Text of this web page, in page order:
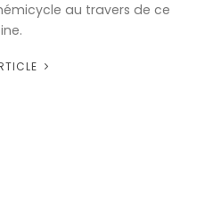
au travers de ce